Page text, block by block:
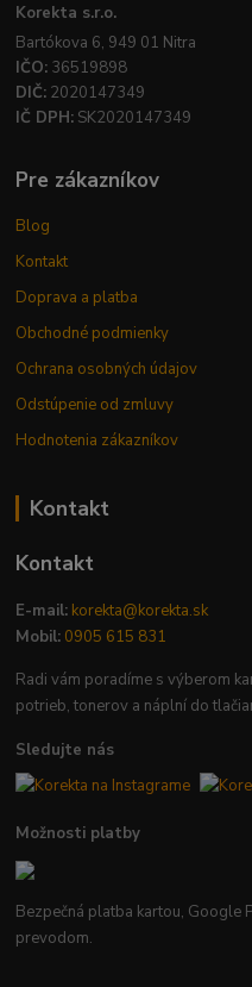
Korekta s.r.o.
Bartókova 6, 949 01 Nitra
IČO: 36519898
DIČ: 2020147349
IČ DPH: SK2020147349
Pre zákazníkov
Blog
Kontakt
Doprava a platba
Obchodné podmienky
Ochrana osobných údajov
Odstúpenie od zmluvy
Hodnotenia zákazníkov
Kontakt
Kontakt
E-mail: korekta@korekta.sk
Mobil: 0905 615 831
Radi vám poradíme s výberom
potrieb, tonerov a náplní do
Sledujte nás
Možnosti platby
Bezpečná platba kartou, Google
prevodom.